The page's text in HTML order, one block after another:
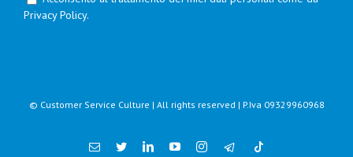
Privacy Policy.
© Customer Service Culture | All rights reserved | P.Iva 09329960968
EmailTwitterLinkedinYouTubeInstagram